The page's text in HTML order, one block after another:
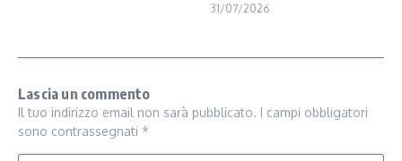
31/07/2026
Lascia un commento
Il tuo indirizzo email non sarà pubblicato. I campi obbligatori
sono contrassegnati *